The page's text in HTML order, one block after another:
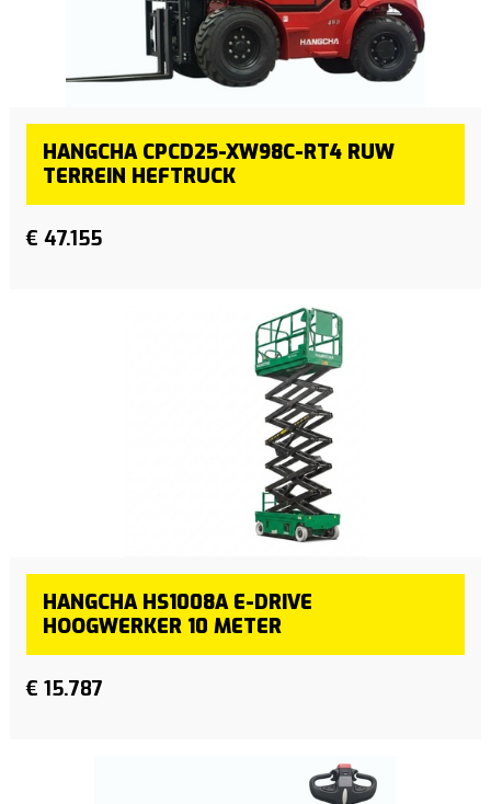
HANGCHA CPCD25-XW98C-RT4 RUW
TERREIN HEFTRUCK
€ 47.155
HANGCHA HS1008A E-DRIVE
HOOGWERKER 10 METER
€ 15.787